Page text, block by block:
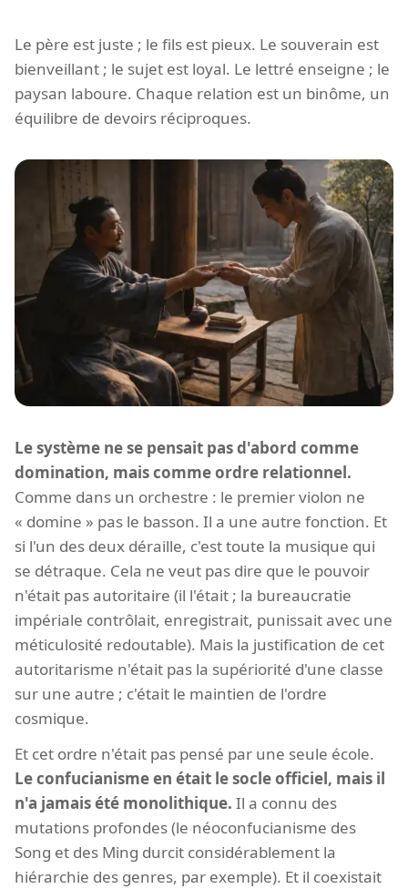
Le père est juste ; le fils est pieux. Le souverain est
bienveillant ; le sujet est loyal. Le lettré enseigne ; le
paysan laboure. Chaque relation est un binôme, un
équilibre de devoirs réciproques.
Le système ne se pensait pas d'abord comme
domination, mais comme ordre relationnel.
Comme dans un orchestre : le premier violon ne
« domine » pas le basson. Il a une autre fonction. Et
si l'un des deux déraille, c'est toute la musique qui
se détraque. Cela ne veut pas dire que le pouvoir
n'était pas autoritaire (il l'était ; la bureaucratie
impériale contrôlait, enregistrait, punissait avec une
méticulosité redoutable). Mais la justification de cet
autoritarisme n'était pas la supériorité d'une classe
sur une autre ; c'était le maintien de l'ordre
cosmique.
Et cet ordre n'était pas pensé par une seule école.
Le confucianisme en était le socle officiel, mais il
n'a jamais été monolithique. Il a connu des
mutations profondes (le néoconfucianisme des
Song et des Ming durcit considérablement la
hiérarchie des genres, par exemple). Et il coexistait